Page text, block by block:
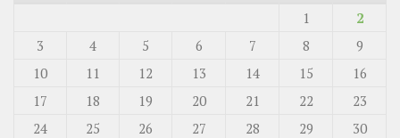
1
2
3
4 5 6 7 8
9
10
11 12 13 14 15
16
17
18 19 20 21 22
23
24
25 26 27 28 29
30